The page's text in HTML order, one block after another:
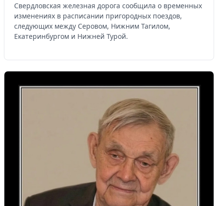
Свердловская железная дорога сообщила о временных
изменениях в расписании пригородных поездов,
следующих между Серовом, Нижним Тагилом,
Екатеринбургом и Нижней Турой.